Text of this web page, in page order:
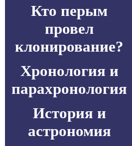
Кто перым
провел
клонирование?
Хронология и
парахронология
История и
астрономия